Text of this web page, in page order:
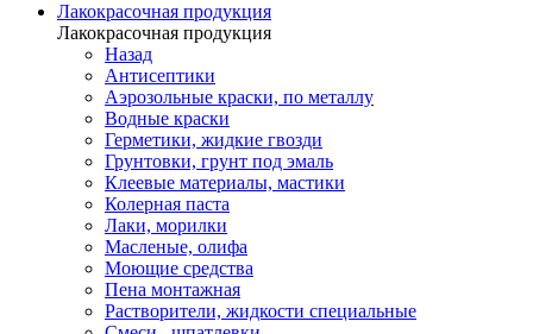
Лакокрасочная продукция
Лакокрасочная продукция
Назад
Антисептики
Аэрозольные краски, по металлу
Водные краски
Герметики, жидкие гвозди
Грунтовки, грунт под эмаль
Клеевые материалы, мастики
Колерная паста
Лаки, морилки
Масленые, олифа
Моющие средства
Пена монтажная
Растворители, жидкости специальные